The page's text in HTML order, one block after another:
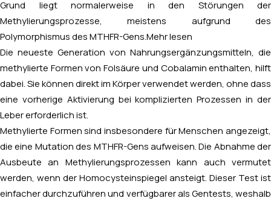
Grund liegt normalerweise in den Störungen der
Methylierungsprozesse, meistens aufgrund des
Polymorphismus des MTHFR-Gens. Mehr lesen
Die neueste Generation von Nahrungsergänzungsmitteln, die
methylierte Formen von Folsäure und Cobalamin enthalten, hilft
dabei. Sie können direkt im Körper verwendet werden, ohne dass
eine vorherige Aktivierung bei komplizierten Prozessen in der
Leber erforderlich ist.
Methylierte Formen sind insbesondere für Menschen angezeigt,
die eine Mutation des MTHFR-Gens aufweisen. Die Abnahme der
Ausbeute an Methylierungsprozessen kann auch vermutet
werden, wenn der Homocysteinspiegel ansteigt. Dieser Test ist
einfacher durchzuführen und verfügbarer als Gentests, weshalb